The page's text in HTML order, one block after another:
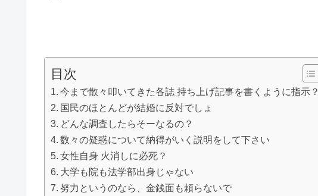
目次
今まで散々叩いてきた各誌 持ち上げ記事を書くように指示？
国民のほとんどが結婚に反対でしょ
どんな調査したらそーなるの？
数々の疑惑について納得がいく説明をして下さい
女性自身 火消しに必死？
大学も院も法学部出身じゃない
努力というのなら、金銭面も頼らないで